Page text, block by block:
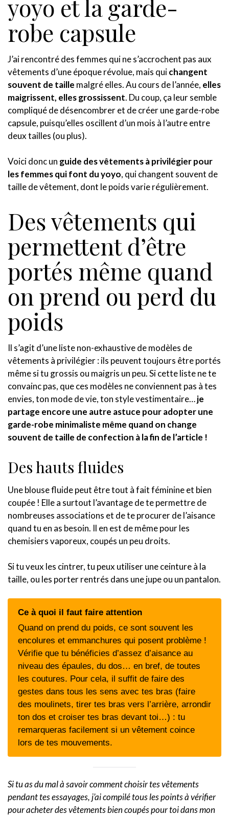
yoyo et la garde-
robe capsule
J’ai rencontré des femmes qui ne s’accrochent pas aux
vêtements d’une époque révolue, mais quichangent
souvent de taille malgré elles. Au cours de l’année, elles
maigrissent, elles grossissent. Du coup, ça leur semble
compliqué de désencombrer et de créer une garde-robe
capsule, puisqu’elles oscillent d’un mois à l’autre entre
deux tailles (ou plus).
Voici donc un guide des vêtements à privilégier pour
les femmes qui font du yoyo, qui changent souvent de
taille de vêtement, dont le poids varie régulièrement.
Des vêtements qui
permettent d’être
portés même quand
on prend ou perd du
poids
Il s’agit d’une liste non-exhaustive de modèles de
vêtements à privilégier : ils peuvent toujours être portés
même si tu grossis ou maigris un peu. Si cette liste ne te
convainc pas, que ces modèles ne conviennent pas à tes
envies, ton mode de vie, ton style vestimentaire…je
partage encore une autre astuce pour adopter une
garde-robe minimaliste même quand on change
souvent de taille de confection à la fin de l’article !
Des hauts fluides
Une blouse fluide peut être tout à fait féminine et bien
coupée ! Elle a surtout l’avantage de te permettre de
nombreuses associations et de te procurer de l’aisance
quand tu en as besoin. Il en est de même pour les
chemisiers vaporeux, coupés un peu droits.
Si tu veux les cintrer, tu peux utiliser une ceinture à la
taille, ou les porter rentrés dans une jupe ou un pantalon.
Ce à quoi il faut faire attention
Quand on prend du poids, ce sont souvent les
encolures et emmanchures qui posent problème !
Vérifie que tu bénéficies d’assez d’aisance au
niveau des épaules, du dos… en bref, de toutes
les coutures. Pour cela, il suffit de faire des
gestes dans tous les sens avec tes bras (faire
des moulinets, tirer tes bras vers l’arrière, arrondir
ton dos et croiser tes bras devant toi…) : tu
remarqueras facilement si un vêtement coince
lors de tes mouvements.
Si tu as du mal à savoir comment choisir tes vêtements
pendant tes essayages, j’ai compilé tous les points à vérifier
pour acheter des vêtements bien coupés pour toi dans mon